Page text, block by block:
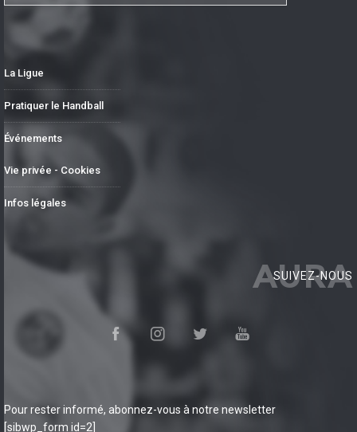
La Ligue
Pratiquer le Handball
Événements
Vie privée - Cookies
Infos légales
AURA
SUIVEZ-NOUS
Pour rester informé, abonnez-vous à notre newsletter
[sibwp_form id=2]